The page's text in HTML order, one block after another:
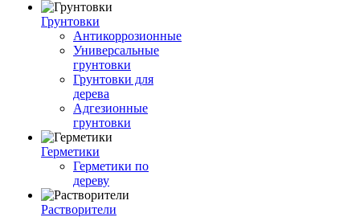
Грунтовки
Антикоррозионные
Универсальные
грунтовки
Грунтовки для
дерева
Адгезионные
грунтовки
Герметики
Герметики по
дереву
Растворители